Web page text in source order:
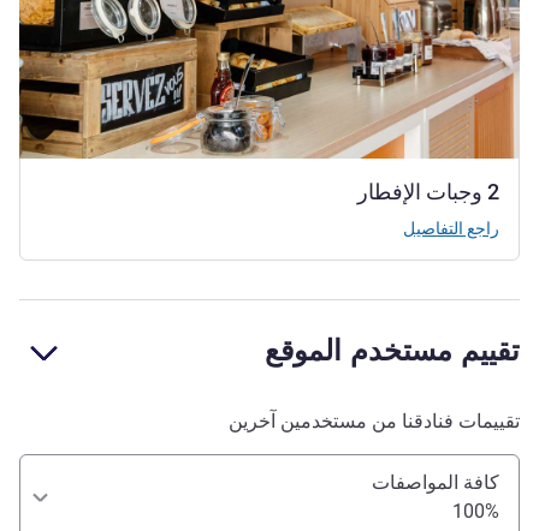
2 وجبات الإفطار
راجع التفاصيل
تقييم مستخدم الموقع
تقييمات فنادقنا من مستخدمين آخرين
كافة المواصفات
100%